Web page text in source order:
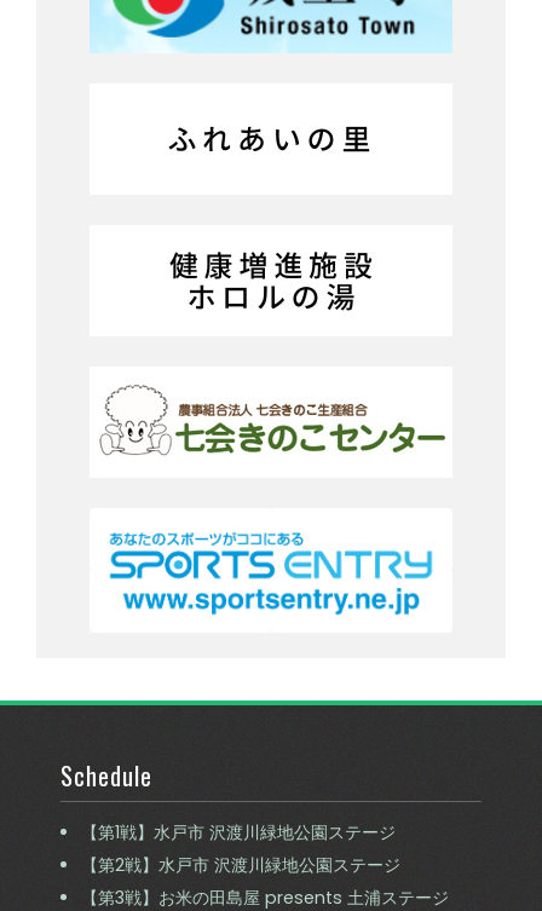
Schedule
【第1戦】水戸市 沢渡川緑地公園ステージ
【第2戦】水戸市 沢渡川緑地公園ステージ
【第3戦】お米の田島屋 presents 土浦ステージ